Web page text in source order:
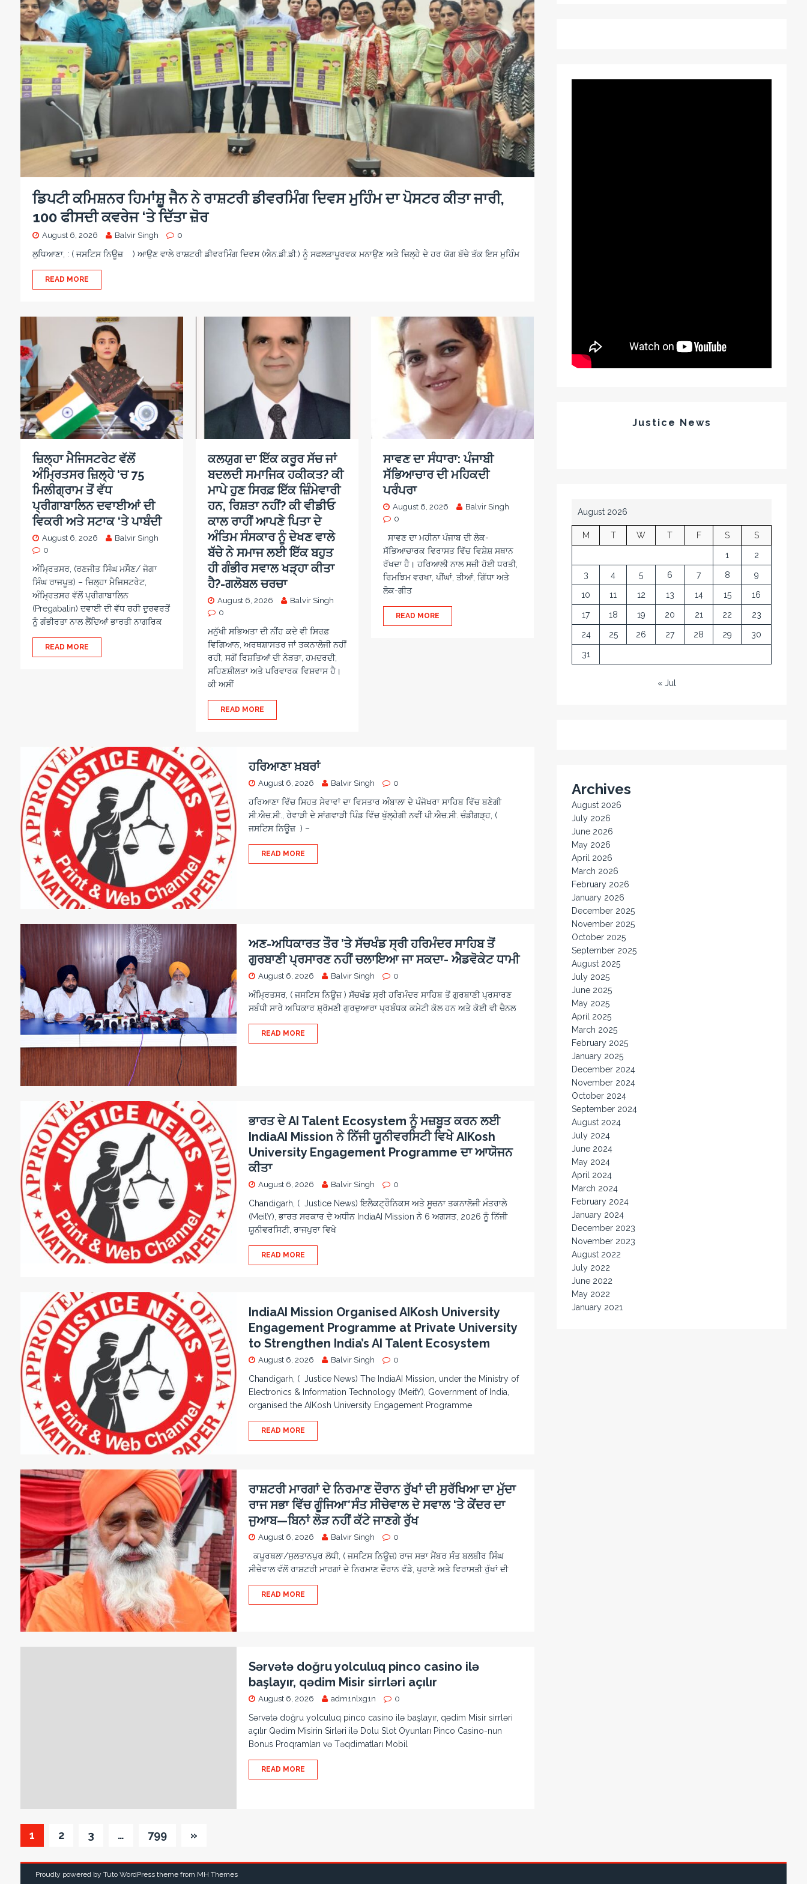
d
n
o
i
n
o
i
c
r
e
w
a
r
d
e
c
a
s
i
n
o
a
s
i
n
o
o
g
a
m
e
ਡਿਪਟੀ ਕਮਿਸ਼ਨਰ ਹਿਮਾਂਸ਼ੂ ਜੈਨ ਨੇ ਰਾਸ਼ਟਰੀ ਡੀਵਰਮਿੰਗ ਦਿਵਸ ਮੁਹਿੰਮ ਦਾ ਪੋਸਟਰ ਕੀਤਾ ਜਾਰੀ,
100 ਫੀਸਦੀ ਕਵਰੇਜ ‘ਤੇ ਦਿੱਤਾ ਜ਼ੋਰ
August 6, 2026 Balvir Singh 0
ਲੁਧਿਆਣਾ, : ( ਜਸਟਿਸ ਨਿਊਜ਼ ) ਆਉਣ ਵਾਲੇ ਰਾਸ਼ਟਰੀ ਡੀਵਰਮਿੰਗ ਦਿਵਸ (ਐਨ.ਡੀ.ਡੀ.) ਨੂੰ ਸਫਲਤਾਪੂਰਵਕ ਮਨਾਉਣ ਅਤੇ ਜ਼ਿਲ੍ਹੇ ਦੇ ਹਰ ਯੋਗ ਬੱਚੇ ਤੱਕ ਇਸ ਮੁਹਿੰਮ
READ MORE
ਜ਼ਿਲ੍ਹਾ ਮੈਜਿਸਟਰੇਟ ਵੱਲੋਂ
ਅੰਮ੍ਰਿਤਸਰ ਜ਼ਿਲ੍ਹੇ ‘ਚ 75
ਮਿਲੀਗ੍ਰਾਮ ਤੋਂ ਵੱਧ
ਪ੍ਰੀਗਾਬਾਲਿਨ ਦਵਾਈਆਂ ਦੀ
ਵਿਕਰੀ ਅਤੇ ਸਟਾਕ ‘ਤੇ ਪਾਬੰਦੀ
August 6, 2026
Balvir Singh
0
ਅੰਮ੍ਰਿਤਸਰ, (ਰਣਜੀਤ ਸਿੰਘ ਮਸੌਣ/ ਜੋਗਾ
ਸਿੰਘ ਰਾਜਪੂਤ) – ਜ਼ਿਲ੍ਹਾ ਮੈਜਿਸਟਰੇਟ,
ਅੰਮ੍ਰਿਤਸਰ ਵੱਲੋਂ ਪ੍ਰੀਗਾਬਾਲਿਨ
(Pregabalin) ਦਵਾਈ ਦੀ ਵੱਧ ਰਹੀ ਦੁਰਵਰਤੋਂ
ਨੂੰ ਗੰਭੀਰਤਾ ਨਾਲ ਲੈਂਦਿਆਂ ਭਾਰਤੀ ਨਾਗਰਿਕ
READ MORE
ਕਲਯੁਗ ਦਾ ਇੱਕ ਕਰੂਰ ਸੱਚ ਜਾਂ
ਬਦਲਦੀ ਸਮਾਜਿਕ ਹਕੀਕਤ? ਕੀ
ਮਾਪੇ ਹੁਣ ਸਿਰਫ਼ ਇੱਕ ਜ਼ਿੰਮੇਵਾਰੀ
ਹਨ, ਰਿਸ਼ਤਾ ਨਹੀਂ? ਕੀ ਵੀਡੀਓ
ਕਾਲ ਰਾਹੀਂ ਆਪਣੇ ਪਿਤਾ ਦੇ
ਅੰਤਿਮ ਸੰਸਕਾਰ ਨੂੰ ਦੇਖਣ ਵਾਲੇ
ਬੱਚੇ ਨੇ ਸਮਾਜ ਲਈ ਇੱਕ ਬਹੁਤ
ਹੀ ਗੰਭੀਰ ਸਵਾਲ ਖੜ੍ਹਾ ਕੀਤਾ
ਹੈ?-ਗਲੋਬਲ ਚਰਚਾ
August 6, 2026
Balvir Singh
0
ਮਨੁੱਖੀ ਸਭਿਅਤਾ ਦੀ ਨੀਂਹ ਕਦੇ ਵੀ ਸਿਰਫ਼
ਵਿਗਿਆਨ, ਅਰਥਸ਼ਾਸਤਰ ਜਾਂ ਤਕਨਾਲੋਜੀ ਨਹੀਂ
ਰਹੀ, ਸਗੋਂ ਰਿਸ਼ਤਿਆਂ ਦੀ ਨੇੜਤਾ, ਹਮਦਰਦੀ,
ਸਹਿਣਸ਼ੀਲਤਾ ਅਤੇ ਪਰਿਵਾਰਕ ਵਿਸ਼ਵਾਸ ਹੈ।
ਕੀ ਅਸੀਂ
READ MORE
ਸਾਵਣ ਦਾ ਸੰਧਾਰਾ: ਪੰਜਾਬੀ
ਸੱਭਿਆਚਾਰ ਦੀ ਮਹਿਕਦੀ
ਪਰੰਪਰਾ
August 6, 2026
Balvir Singh
0
ਸਾਵਣ ਦਾ ਮਹੀਨਾ ਪੰਜਾਬ ਦੀ ਲੋਕ-
ਸੱਭਿਆਚਾਰਕ ਵਿਰਾਸਤ ਵਿੱਚ ਵਿਸ਼ੇਸ਼ ਸਥਾਨ
ਰੱਖਦਾ ਹੈ। ਹਰਿਆਲੀ ਨਾਲ ਸਜ਼ੀ ਹੋਈ ਧਰਤੀ,
ਰਿਮਝਿਮ ਵਰਖਾ, ਪੀਂਘਾਂ, ਤੀਆਂ, ਗਿੱਧਾ ਅਤੇ
ਲੋਕ-ਗੀਤ
READ MORE
ਹਰਿਆਣਾ ਖ਼ਬਰਾਂ
August 6, 2026 Balvir Singh 0
ਹਰਿਆਣਾ ਵਿੱਚ ਸਿਹਤ ਸੇਵਾਵਾਂ ਦਾ ਵਿਸਤਾਰ ਅੰਬਾਲਾ ਦੇ ਪੰਜੋਖਰਾ ਸਾਹਿਬ ਵਿੱਚ ਬਣੇਗੀ
ਸੀ.ਐਚ.ਸੀ., ਰੇਵਾੜੀ ਦੇ ਸਾਂਗਵਾੜੀ ਪਿੰਡ ਵਿੱਚ ਖੁੱਲ੍ਹੇਗੀ ਨਵੀਂ ਪੀ.ਐਚ.ਸੀ. ਚੰਡੀਗੜ੍ਹ, (
ਜਸਟਿਸ ਨਿਊਜ਼ ) –
READ MORE
ਅਣ-ਅਧਿਕਾਰਤ ਤੌਰ ’ਤੇ ਸੱਚਖੰਡ ਸ੍ਰੀ ਹਰਿਮੰਦਰ ਸਾਹਿਬ ਤੋਂ
ਗੁਰਬਾਣੀ ਪ੍ਰਸਾਰਣ ਨਹੀਂ ਚਲਾਇਆ ਜਾ ਸਕਦਾ- ਐਡਵੋਕੇਟ ਧਾਮੀ
August 6, 2026 Balvir Singh 0
ਅੰਮ੍ਰਿਤਸਰ, ( ਜਸਟਿਸ ਨਿਊਜ਼ ) ਸੱਚਖੰਡ ਸ੍ਰੀ ਹਰਿਮੰਦਰ ਸਾਹਿਬ ਤੋਂ ਗੁਰਬਾਣੀ ਪ੍ਰਸਾਰਣ
ਸਬੰਧੀ ਸਾਰੇ ਅਧਿਕਾਰ ਸ਼੍ਰੋਮਣੀ ਗੁਰਦੁਆਰਾ ਪ੍ਰਬੰਧਕ ਕਮੇਟੀ ਕੋਲ ਹਨ ਅਤੇ ਕੋਈ ਵੀ ਚੈਨਲ
READ MORE
ਭਾਰਤ ਦੇ AI Talent Ecosystem ਨੂੰ ਮਜ਼ਬੂਤ ਕਰਨ ਲਈ
IndiaAI Mission ਨੇ ਨਿੱਜੀ ਯੂਨੀਵਰਸਿਟੀ ਵਿਖੇ AIKosh
University Engagement Programme ਦਾ ਆਯੋਜਨ
ਕੀਤਾ
August 6, 2026 Balvir Singh 0
Chandigarh, ( Justice News) ਇਲੈਕਟ੍ਰੌਨਿਕਸ ਅਤੇ ਸੂਚਨਾ ਤਕਨਾਲੋਜੀ ਮੰਤਰਾਲੇ
(MeitY), ਭਾਰਤ ਸਰਕਾਰ ਦੇ ਅਧੀਨ IndiaAI Mission ਨੇ 6 ਅਗਸਤ, 2026 ਨੂੰ ਨਿੱਜੀ
ਯੂਨੀਵਰਸਿਟੀ, ਰਾਜਪੁਰਾ ਵਿਖੇ
READ MORE
IndiaAI Mission Organised AIKosh University
Engagement Programme at Private University
to Strengthen India’s AI Talent Ecosystem
August 6, 2026 Balvir Singh 0
Chandigarh, ( Justice News) The IndiaAI Mission, under the Ministry of
Electronics & Information Technology (MeitY), Government of India,
organised the AIKosh University Engagement Programme
READ MORE
ਰਾਸ਼ਟਰੀ ਮਾਰਗਾਂ ਦੇ ਨਿਰਮਾਣ ਦੌਰਾਨ ਰੁੱਖਾਂ ਦੀ ਸੁਰੱਖਿਆ ਦਾ ਮੁੱਦਾ
ਰਾਜ ਸਭਾ ਵਿੱਚ ਗੂੰਜਿਆ*ਸੰਤ ਸੀਚੇਵਾਲ ਦੇ ਸਵਾਲ ‘ਤੇ ਕੇਂਦਰ ਦਾ
ਜੁਆਬ—ਬਿਨਾਂ ਲੋੜ ਨਹੀਂ ਕੱਟੇ ਜਾਣਗੇ ਰੁੱਖ
August 6, 2026 Balvir Singh 0
ਕਪੂਰਥਲਾ/ਸੁਲਤਾਨਪੁਰ ਲੋਧੀ, ( ਜਸਟਿਸ ਨਿਊਜ਼) ਰਾਜ ਸਭਾ ਮੈਂਬਰ ਸੰਤ ਬਲਬੀਰ ਸਿੰਘ
ਸੀਚੇਵਾਲ ਵੱਲੋਂ ਰਾਸ਼ਟਰੀ ਮਾਰਗਾਂ ਦੇ ਨਿਰਮਾਣ ਦੌਰਾਨ ਵੱਡੇ, ਪੁਰਾਣੇ ਅਤੇ ਵਿਰਾਸਤੀ ਰੁੱਖਾਂ ਦੀ
READ MORE
Sərvətə doğru yolculuq pinco casino ilə
başlayır, qədim Misir sirrləri açılır
August 6, 2026 adm1nlxg1n 0
Sərvətə doğru yolculuq pinco casino ilə başlayır, qədim Misir sirrləri
açılır Qədim Misirin Sirləri ilə Dolu Slot Oyunları Pinco Casino-nun
Bonus Proqramları və Təqdimatları Mobil
READ MORE
1 2 3 … 799 »
Justice News
August 2026
M T W T F S S
1 2
3 4 5 6 7 8 9
10 11 12 13 14 15 16
17 18 19 20 21 22 23
24 25 26 27 28 29 30
31
« Jul
Archives
August 2026
July 2026
June 2026
May 2026
April 2026
March 2026
February 2026
January 2026
December 2025
November 2025
October 2025
September 2025
August 2025
July 2025
June 2025
May 2025
April 2025
March 2025
February 2025
January 2025
December 2024
November 2024
October 2024
September 2024
August 2024
July 2024
June 2024
May 2024
April 2024
March 2024
February 2024
January 2024
December 2023
November 2023
August 2022
July 2022
June 2022
May 2022
January 2021
Proudly powered by Tuto WordPress theme from MH Themes